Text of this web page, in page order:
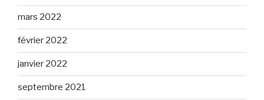
mars 2022
février 2022
janvier 2022
septembre 2021